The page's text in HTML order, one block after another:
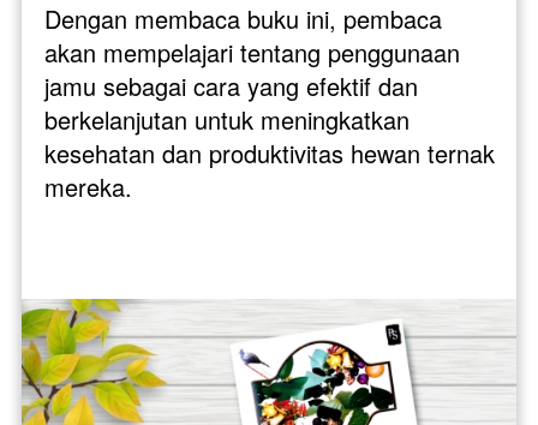
Dengan membaca buku ini, pembaca
akan mempelajari tentang penggunaan
jamu sebagai cara yang efektif dan
berkelanjutan untuk meningkatkan
kesehatan dan produktivitas hewan ternak
mereka.